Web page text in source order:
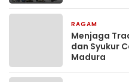
RAGAM
Menjaga
dan Syukur
Madura